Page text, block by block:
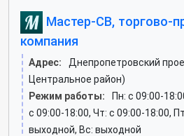
Мастер-СВ, торгово-
компания
Адрес:
Днепропетровский
Центральное район)
Режим работы:
Пн: c 09:00-
c 09:00-18:00, Чт: c 09:00-18:00,
выходной, Вс: выходной